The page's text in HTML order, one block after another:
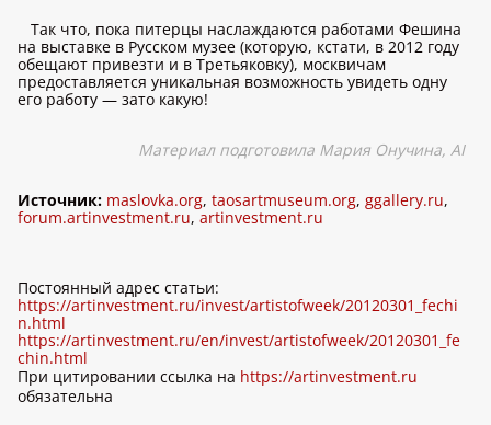
Так что, пока питерцы наслаждаются работами Фешина
на выставке в Русском музее (которую, кстати, в 2012 году
обещают привезти и в Третьяковку), москвичам
предоставляется уникальная возможность увидеть одну
его работу — зато какую!
Материал подготовила Мария Онучина, AI
Источник: maslovka.org, taosartmuseum.org, ggallery.ru,
forum.artinvestment.ru, artinvestment.ru
Постоянный адрес статьи:
https://artinvestment.ru/invest/artistofweek/20120301_fechi
n.html
https://artinvestment.ru/en/invest/artistofweek/20120301_fe
chin.html
При цитировании ссылка на https://artinvestment.ru
обязательна